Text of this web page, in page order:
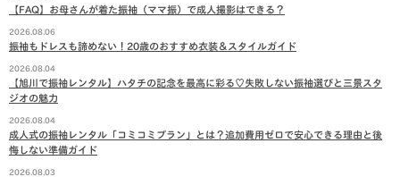
【FAQ】お母さんが着た振袖（ママ振）で成人撮影はできる？
2026.08.06
振袖もドレスも諦めない！20歳のおすすめ衣装＆スタイルガイド
2026.08.04
【旭川で振袖レンタル】ハタチの記念を最高に彩る♡失敗しない振袖選びと三景スタ
ジオの魅力
2026.08.04
成人式の振袖レンタル「コミコミプラン」とは？追加費用ゼロで安心できる理由と後
悔しない準備ガイド
2026.08.03